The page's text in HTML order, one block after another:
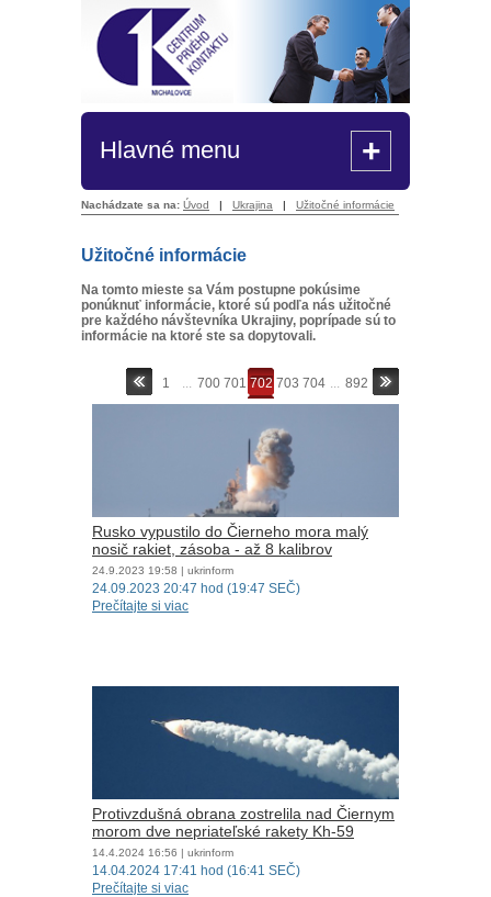
Hlavné menu +
Nachádzate sa na: Úvod | Ukrajina | Užitočné informácie
Užitočné informácie
Na tomto mieste sa Vám postupne pokúsime
ponúknuť informácie, ktoré sú podľa nás užitočné
pre každého návštevníka Ukrajiny, poprípade sú to
informácie na ktoré ste sa dopytovali.
1 ... 700 701 702 703 704 ... 892
Rusko vypustilo do Čierneho mora malý
nosič rakiet, zásoba - až 8 kalibrov
24.9.2023 19:58 | ukrinform
24.09.2023 20:47 hod (19:47 SEČ)
Prečítajte si viac
Protivzdušná obrana zostrelila nad Čiernym
morom dve nepriateľské rakety Kh-59
14.4.2024 16:56 | ukrinform
14.04.2024 17:41 hod (16:41 SEČ)
Prečítajte si viac